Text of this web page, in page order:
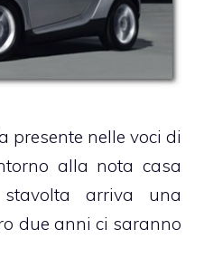
presente nelle voci di
alla nota casa
stavolta arriva una
due anni ci saranno